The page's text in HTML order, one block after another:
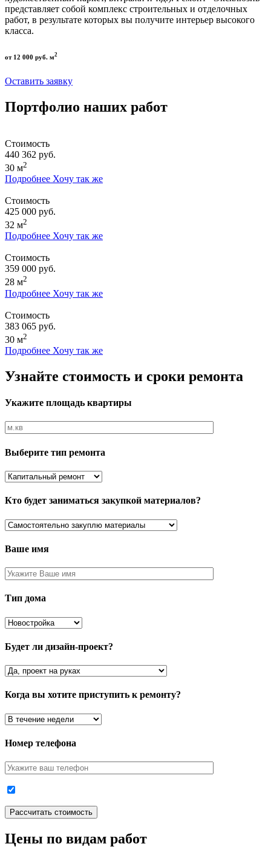
представляет собой комплекс строительных и отделочных
работ, в результате которых вы получите интерьер высокого
класса.
от 12 000 руб. м2
Оставить заявку
Портфолио наших работ
Стоимость
440 362 руб.
30 м2
Подробнее Хочу так же
Стоимость
425 000 руб.
32 м2
Подробнее Хочу так же
Стоимость
359 000 руб.
28 м2
Подробнее Хочу так же
Стоимость
383 065 руб.
30 м2
Подробнее Хочу так же
Узнайте стоимость и сроки ремонта
Укажите площадь квартиры
Выберите тип ремонта
Кто будет заниматься закупкой материалов?
Ваше имя
Тип дома
Будет ли дизайн-проект?
Когда вы хотите приступить к ремонту?
Номер телефона
Цены по видам работ